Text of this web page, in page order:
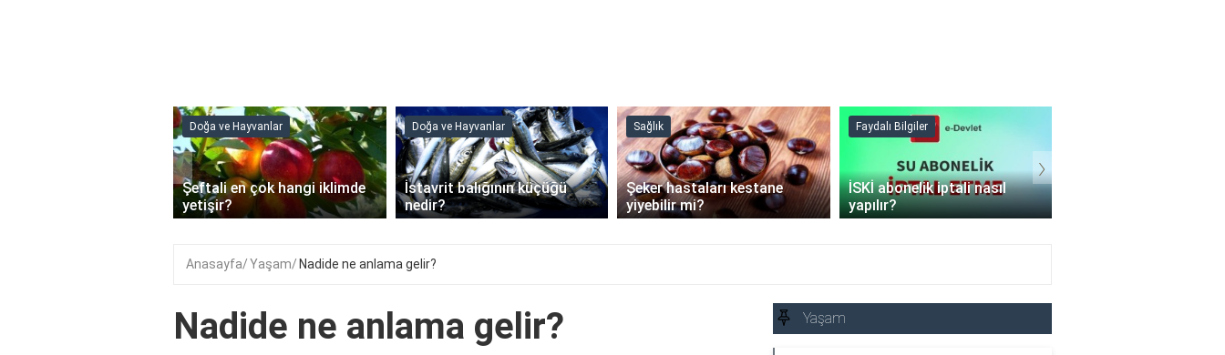
Doğa ve Hayvanlar
Şeftali en çok hangi iklimde
yetişir?
Doğa ve Hayvanlar
İstavrit balığının küçüğü
nedir?
Sağlık
Şeker hastaları kestane
yiyebilir mi?
Faydalı Bilgiler
İSKİ abonelik iptali nasıl
yapılır?
‹ ›
Anasayfa Yaşam Nadide ne anlama gelir?
Nadide ne anlama gelir? Yaşam